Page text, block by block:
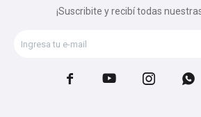
¡Suscribite y recibí todas
   